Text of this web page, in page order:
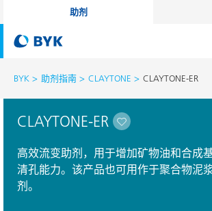
助剂
BYK 助剂指南 CLAYTONE CLAYTONE-ER
CLAYTONE-ER
高效流变助剂，用于增加矿物油和合成
清孔能力。该产品也可用作于聚合物泥
剂。